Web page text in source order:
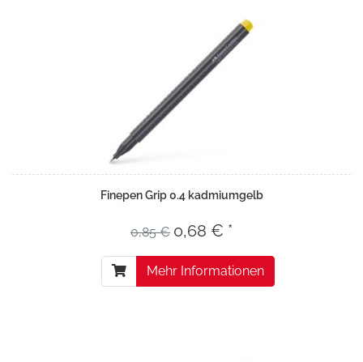
Finepen Grip 0.4 kadmiumgelb
0,85 € 0,68 € *
Mehr Informationen